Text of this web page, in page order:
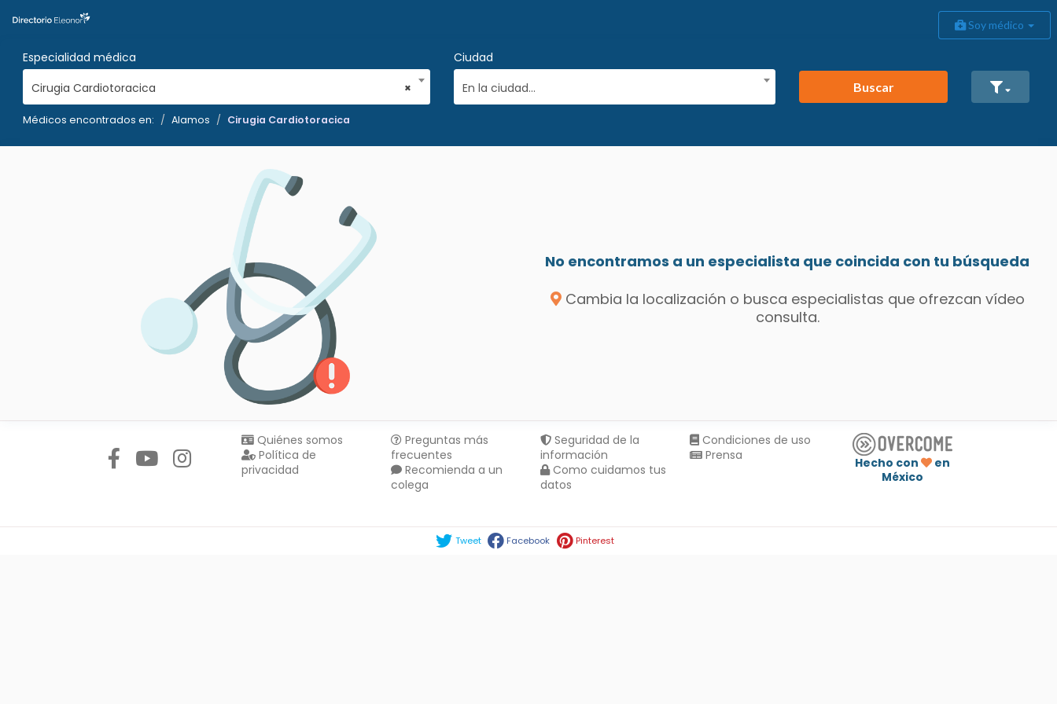
Soy médico
Especialidad médica
×
Cirugia Cardiotoracica
Ciudad
En la ciudad...
Buscar
Médicos encontrados en: Alamos Cirugia Cardiotoracica
No encontramos a un especialista que coincida con tu búsqueda
Cambia la localización o busca especialistas que ofrezcan vídeo
consulta.
Quiénes somos
Política de
privacidad
Preguntas más
frecuentes
Recomienda a un
colega
Seguridad de la
información
Como cuidamos tus
datos
Condiciones de uso
Prensa
Hecho con
en
México
Tweet Facebook Pinterest